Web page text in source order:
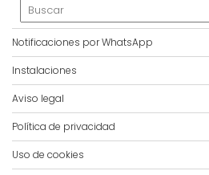
Notificaciones por WhatsApp
Instalaciones
Aviso legal
Política de privacidad
Uso de cookies